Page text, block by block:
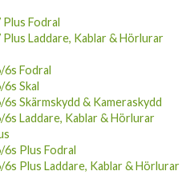
Fodral
Laddare, Kablar & Hörlurar
6s Fodral
Skal
Skärmskydd & Kameraskydd
6s Laddare, Kablar & Hörlurar
Plus Fodral
6s Plus Laddare, Kablar & Hörlurar